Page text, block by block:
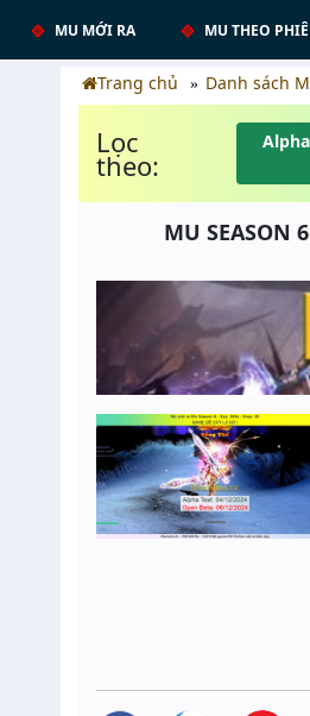
MU MỚI RA MU THEO
Trang chủ Danh sách
Lọc
theo:
MU SEASON